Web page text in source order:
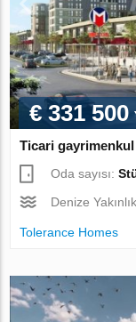
€ 331 500
Ticari
Oda sayısı:
Denize
Tolerance Homes